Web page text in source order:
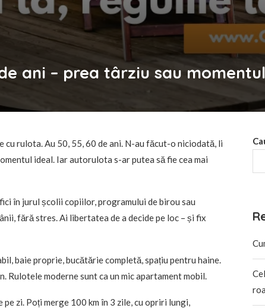
ani – prea târziu sau
cu rulota. Au 50, 55, 60 de ani. N-au făcut-o niciodată, li
ideal. Iar autorulota s-ar putea să fie cea mai
în jurul școlii copiilor, programului de birou sau
fără stres. Ai libertatea de a decide pe loc – și fix
baie proprie, bucătărie completă, spațiu pentru haine.
Rulotele moderne sunt ca un mic apartament mobil.
zi. Poți merge 100 km în 3 zile, cu opriri lungi,